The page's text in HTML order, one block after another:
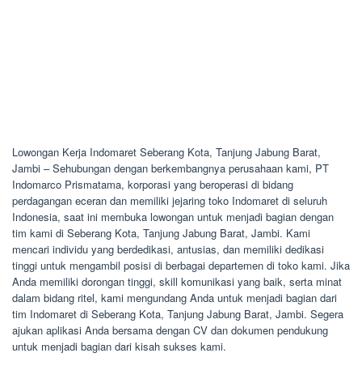
Lowongan Kerja Indomaret Seberang Kota, Tanjung Jabung Barat,
Jambi – Sehubungan dengan berkembangnya perusahaan kami, PT
Indomarco Prismatama, korporasi yang beroperasi di bidang
perdagangan eceran dan memiliki jejaring toko Indomaret di seluruh
Indonesia, saat ini membuka lowongan untuk menjadi bagian dengan
tim kami di Seberang Kota, Tanjung Jabung Barat, Jambi. Kami
mencari individu yang berdedikasi, antusias, dan memiliki dedikasi
tinggi untuk mengambil posisi di berbagai departemen di toko kami. Jika
Anda memiliki dorongan tinggi, skill komunikasi yang baik, serta minat
dalam bidang ritel, kami mengundang Anda untuk menjadi bagian dari
tim Indomaret di Seberang Kota, Tanjung Jabung Barat, Jambi. Segera
ajukan aplikasi Anda bersama dengan CV dan dokumen pendukung
untuk menjadi bagian dari kisah sukses kami.